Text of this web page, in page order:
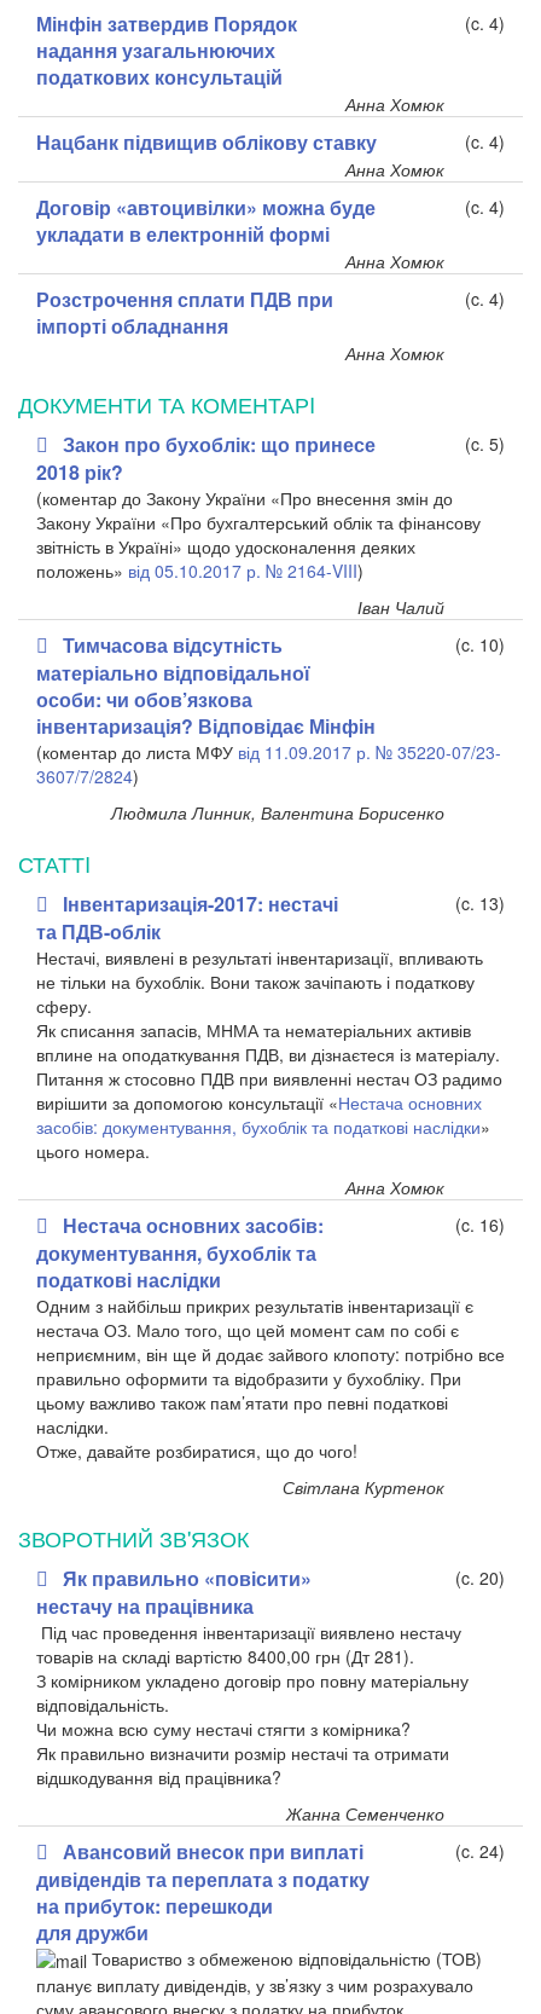
Мінфін затвердив Порядок
надання узагальнюючих
податкових консультацій
(c. 4)
Анна Хомюк
Нацбанк підвищив облікову ставку
(c. 4)
Анна Хомюк
Договір «автоцивілки» можна буде
укладати в електронній формі
(c. 4)
Анна Хомюк
Розстрочення сплати ПДВ при
імпорті обладнання
(c. 4)
Анна Хомюк
ДОКУМЕНТИ ТА КОМЕНТАРI
Закон про бухоблік: що принесе
2018 рік?
(c. 5)
(коментар до Закону України «Про внесення змін до
Закону України «Про бухгалтерський облік та фінансову
звітність в Україні» щодо удосконалення деяких
положень» від 05.10.2017 р. № 2164-VIII)
Іван Чалий
Тимчасова відсутність
матеріально відповідальної
особи: чи обов’язкова
інвентаризація? Відповідає Мінфін
(c. 10)
(коментар до листа МФУ від 11.09.2017 р. № 35220-07/23-
3607/7/2824)
Людмила Линник, Валентина Борисенко
СТАТТI
Інвентаризація-2017: нестачі
та ПДВ-облік
(c. 13)
Нестачі, виявлені в результаті інвентаризації, впливають
не тільки на бухоблік. Вони також зачіпають і податкову
сферу.
Як списання запасів, МНМА та нематеріальних активів
вплине на оподаткування ПДВ, ви дізнаєтеся із матеріалу.
Питання ж стосовно ПДВ при виявленні нестач ОЗ радимо
вирішити за допомогою консультації «Нестача основних
засобів: документування, бухоблік та податкові наслідки»
цього номера.
Анна Хомюк
Нестача основних засобів:
документування, бухоблік та
податкові наслідки
(c. 16)
Одним з найбільш прикрих результатів інвентаризації є
нестача ОЗ. Мало того, що цей момент сам по собі є
неприємним, він ще й додає зайвого клопоту: потрібно все
правильно оформити та відобразити у бухобліку. При
цьому важливо також пам’ятати про певні податкові
наслідки.
Отже, давайте розбиратися, що до чого!
Світлана Куртенок
ЗВОРОТНИЙ ЗВ'ЯЗОК
Як правильно «повісити»
нестачу на працівника
(c. 20)
Під час проведення інвентаризації виявлено нестачу
товарів на складі вартістю 8400,00 грн (Дт 281).
З комірником укладено договір про повну матеріальну
відповідальність.
Чи можна всю суму нестачі стягти з комірника?
Як правильно визначити розмір нестачі та отримати
відшкодування від працівника?
Жанна Семенченко
Авансовий внесок при виплаті
дивідендів та переплата з податку
на прибуток: перешкоди
для дружби
(c. 24)
Товариство з обмеженою відповідальністю (ТОВ)
планує виплату дивідендів, у зв’язку з чим розрахувало